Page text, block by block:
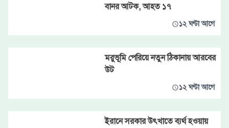
বানর আটক, আহত ১৭
১২ ঘণ্টা আগে
মরুভূমি পেরিয়ে নতুন ঠিকানায় আরবের
উট
১২ ঘণ্টা আগে
ইরানে সরকার উৎখাতে ব্যর্থ হওয়ায়